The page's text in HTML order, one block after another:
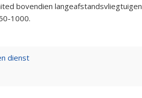
bovendien langeafstandsvliegtuigen
1000.
dienst